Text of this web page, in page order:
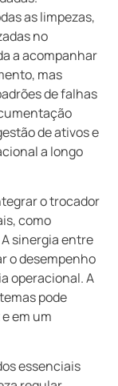
as limpezas,
no
a acompanhar
mas
de falhas
de ativos e
a longo
o trocador
como
A sinergia entre
o desempenho
operacional. A
pode
em um
essenciais